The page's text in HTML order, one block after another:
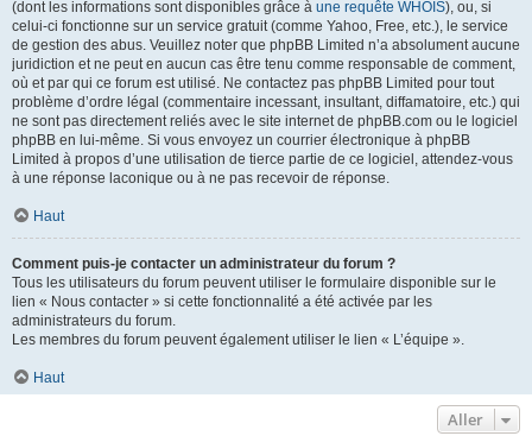
(dont les informations sont disponibles grâce à une requête WHOIS), ou, si
celui-ci fonctionne sur un service gratuit (comme Yahoo, Free, etc.), le service
de gestion des abus. Veuillez noter que phpBB Limited n’a absolument aucune
juridiction et ne peut en aucun cas être tenu comme responsable de comment,
où et par qui ce forum est utilisé. Ne contactez pas phpBB Limited pour tout
problème d’ordre légal (commentaire incessant, insultant, diffamatoire, etc.) qui
ne sont pas directement reliés avec le site internet de phpBB.com ou le logiciel
phpBB en lui-même. Si vous envoyez un courrier électronique à phpBB
Limited à propos d’une utilisation de tierce partie de ce logiciel, attendez-vous
à une réponse laconique ou à ne pas recevoir de réponse.
Haut
Comment puis-je contacter un administrateur du forum ?
Tous les utilisateurs du forum peuvent utiliser le formulaire disponible sur le
lien « Nous contacter » si cette fonctionnalité a été activée par les
administrateurs du forum.
Les membres du forum peuvent également utiliser le lien « L’équipe ».
Haut
Aller